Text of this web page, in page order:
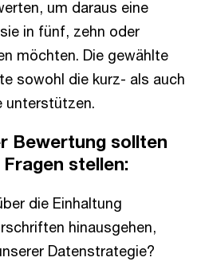
um daraus eine
in fünf, zehn oder
möchten. Die gewählte
sowohl die kurz- als auch
unterstützen.
Bewertung sollten
stellen:
die Einhaltung
hinausgehen,
Datenstrategie?